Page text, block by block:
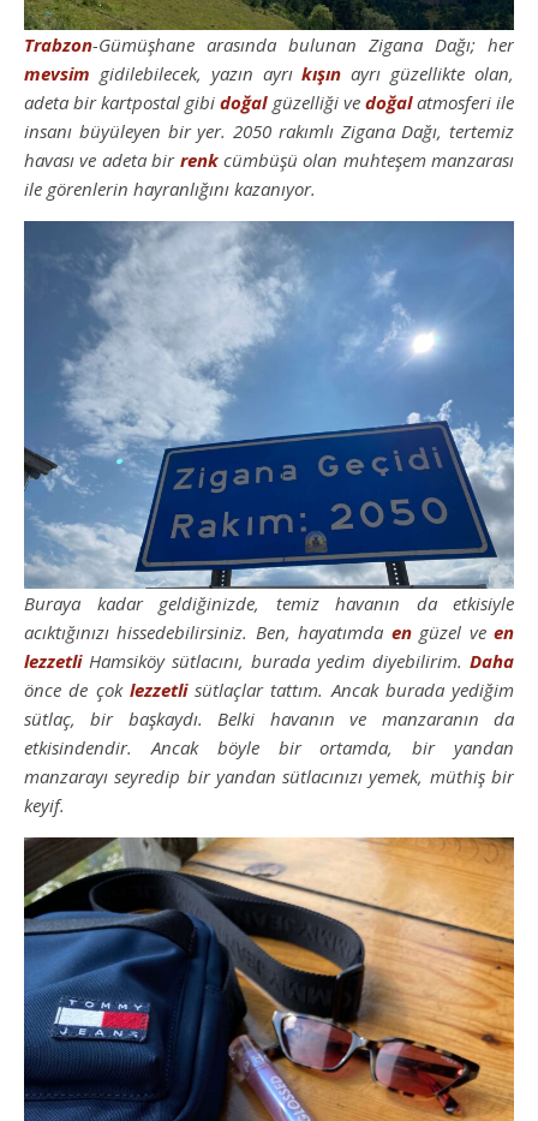
Trabzon-Gümüşhane arasında bulunan Zigana Dağı; her
mevsim gidilebilecek, yazın ayrıkışın ayrı güzellikte olan,
adeta bir kartpostal gibidoğalgüzelliği ve doğalatmosferi ile
insanı büyüleyen bir yer. 2050 rakımlı Zigana Dağı, tertemiz
havası ve adeta bir renkcümbüşü olan muhteşem manzarası
ile görenlerin hayranlığını kazanıyor.
Buraya kadar geldiğinizde, temiz havanın da etkisiyle
acıktığınızı hissedebilirsiniz. Ben, hayatımda engüzel veen
lezzetliHamsiköy sütlacını, burada yedim diyebilirim. Daha
önce de çok lezzetlisütlaçlar tattım. Ancak burada yediğim
sütlaç, bir başkaydı. Belki havanın ve manzaranın da
etkisindendir. Ancak böyle bir ortamda, bir yandan
manzarayı seyredip bir yandan sütlacınızı yemek, müthiş bir
keyif.